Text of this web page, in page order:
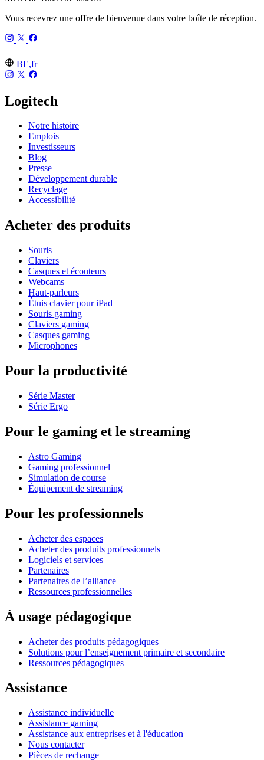
Vous recevrez une offre de bienvenue dans votre boîte de réception.
BE,fr
Logitech
Notre histoire
Emplois
Investisseurs
Blog
Presse
Développement durable
Recyclage
Accessibilité
Acheter des produits
Souris
Claviers
Casques et écouteurs
Webcams
Haut-parleurs
Étuis clavier pour iPad
Souris gaming
Claviers gaming
Casques gaming
Microphones
Pour la productivité
Série Master
Série Ergo
Pour le gaming et le streaming
Astro Gaming
Gaming professionnel
Simulation de course
Équipement de streaming
Pour les professionnels
Acheter des espaces
Acheter des produits professionnels
Logiciels et services
Partenaires
Partenaires de l’alliance
Ressources professionnelles
À usage pédagogique
Acheter des produits pédagogiques
Solutions pour l’enseignement primaire et secondaire
Ressources pédagogiques
Assistance
Assistance individuelle
Assistance gaming
Assistance aux entreprises et à l'éducation
Nous contacter
Pièces de rechange